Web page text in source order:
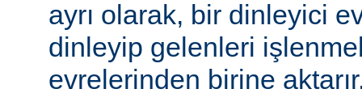
ayrı olarak, bir dinleyici
dinleyip gelenleri
evrelerinden birine